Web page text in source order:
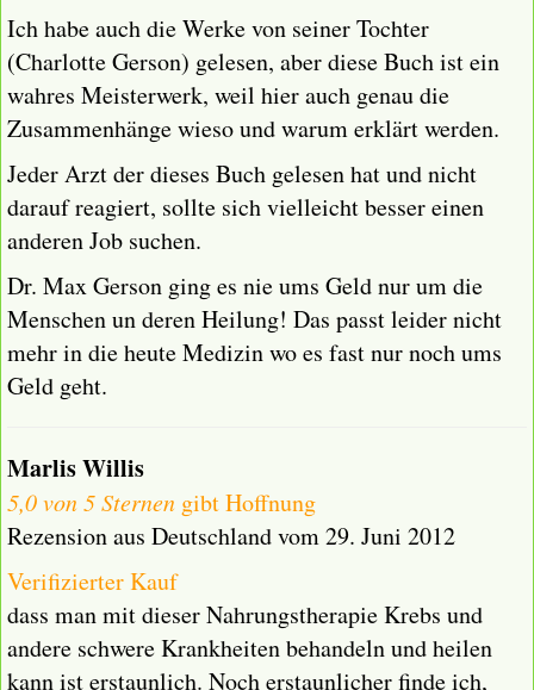
Ich habe auch die Werke von seiner Tochter
(Charlotte Gerson) gelesen, aber diese Buch ist ein
wahres Meisterwerk, weil hier auch genau die
Zusammenhänge wieso und warum erklärt werden.
Jeder Arzt der dieses Buch gelesen hat und nicht
darauf reagiert, sollte sich vielleicht besser einen
anderen Job suchen.
Dr. Max Gerson ging es nie ums Geld nur um die
Menschen un deren Heilung! Das passt leider nicht
mehr in die heute Medizin wo es fast nur noch ums
Geld geht.
Marlis Willis
5,0 von 5 Sternen gibt Hoffnung
Rezension aus Deutschland vom 29. Juni 2012
Verifizierter Kauf
dass man mit dieser Nahrungstherapie Krebs und
andere schwere Krankheiten behandeln und heilen
kann ist erstaunlich. Noch erstaunlicher finde ich,